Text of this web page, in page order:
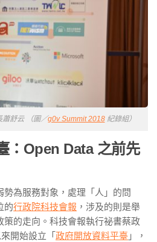
蕭舒云 （圖／g0v Summit 2018紀錄組）
：Open Data 之前先
為服務對象，處理「人」的問
的行政院科技會報 ，涉及的則是舉
策的走向。科技會報執行祕書蔡政
開始設立「 政府開放資料平臺 」，